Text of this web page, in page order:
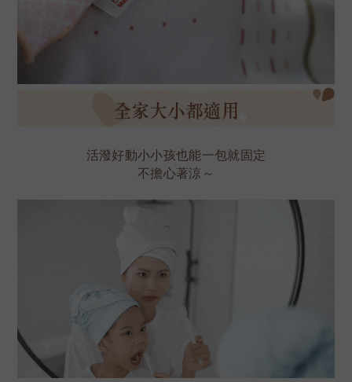
活潑好動小小孩也能一包就固定
不擔心著涼～